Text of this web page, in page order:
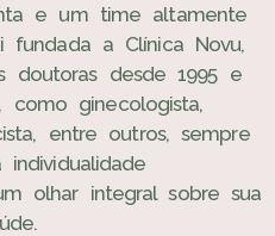
e um time altamente
fundada a Clínica Novu,
doutoras desde 1995 e
como ginecologista,
entre outros, sempre
olhar integral sobre sua